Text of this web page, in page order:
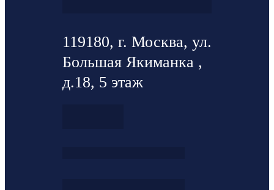
119180, г. Москва, ул.
Большая Якиманка ,
д.18, 5 этаж